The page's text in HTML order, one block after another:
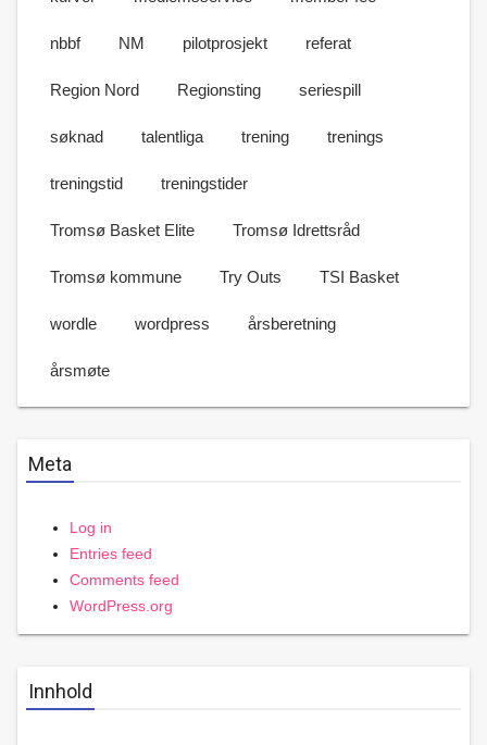
nbbf NM pilotprosjekt referat
Region Nord Regionsting seriespill
søknad talentliga trening trenings
treningstid treningstider
Tromsø Basket Elite Tromsø Idrettsråd
Tromsø kommune Try Outs TSI Basket
wordle wordpress årsberetning
årsmøte
Meta
Log in
Entries feed
Comments feed
WordPress.org
Innhold